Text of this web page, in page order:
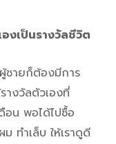
งเป็นรางวัลชีวิต
ายก็ต้องมีการ
างวัลตัวเองที่
อน พอได้ไปซื้อ
ทำเล็บ ให้เราดูดี